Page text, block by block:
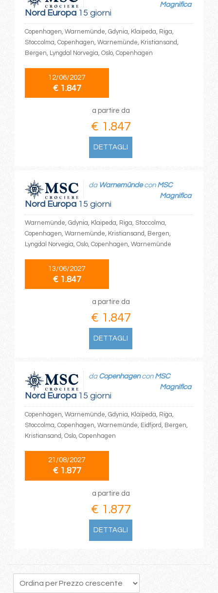
Nord Europa15 giorni
Magnifica
Copenhagen, Warnemünde, Gdynia, Klaipeda, Riga,
Stoccolma, Copenhagen, Warnemünde, Kristiansand,
Bergen, Lyngdal Norvegia, Oslo, Copenhagen
12/06/2027
€ 1.847
a partire da
€ 1.847
DETTAGLI
Nord Europa15 giorni
da Warnemündecon MSC
Magnifica
Warnemünde, Gdynia, Klaipeda, Riga, Stoccolma,
Copenhagen, Warnemünde, Kristiansand, Bergen,
Lyngdal Norvegia, Oslo, Copenhagen, Warnemünde
13/06/2027
€ 1.847
a partire da
€ 1.847
DETTAGLI
Nord Europa15 giorni
da Copenhagencon MSC
Magnifica
Copenhagen, Warnemünde, Gdynia, Klaipeda, Riga,
Stoccolma, Copenhagen, Warnemünde, Eidfjord, Bergen,
Kristiansand, Oslo, Copenhagen
21/08/2027
€ 1.877
a partire da
€ 1.877
DETTAGLI